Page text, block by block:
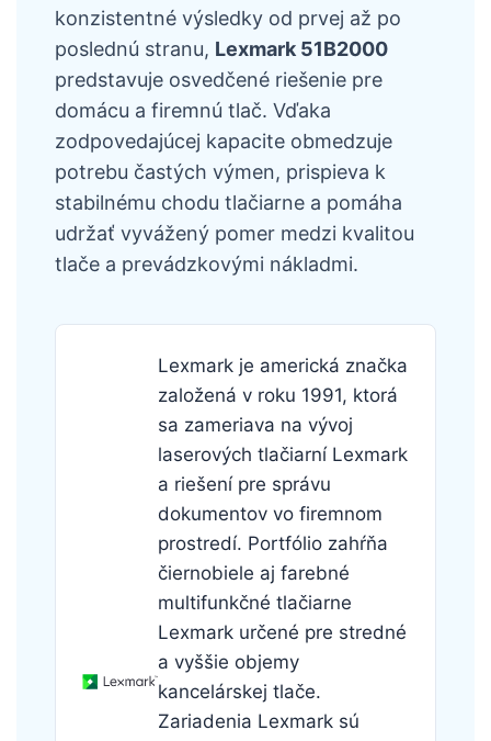
konzistentné výsledky od prvej až po
poslednú stranu, Lexmark 51B2000
predstavuje osvedčené riešenie pre
domácu a firemnú tlač. Vďaka
zodpovedajúcej kapacite obmedzuje
potrebu častých výmen, prispieva k
stabilnému chodu tlačiarne a pomáha
udržať vyvážený pomer medzi kvalitou
tlače a prevádzkovými nákladmi.
Lexmark je americká značka
založená v roku 1991, ktorá
sa zameriava na vývoj
laserových tlačiarní Lexmark
a riešení pre správu
dokumentov vo firemnom
prostredí. Portfólio zahŕňa
čiernobiele aj farebné
multifunkčné tlačiarne
Lexmark určené pre stredné
a vyššie objemy
kancelárskej tlače.
Zariadenia Lexmark sú